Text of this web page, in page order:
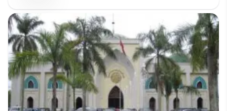
Waqaf Pimpinan Pusat (PP) Dewan Masjid Indonesia
(DMI), Drs. H. Muhammad Natsir Zubaidi, menyatakan
hal […]